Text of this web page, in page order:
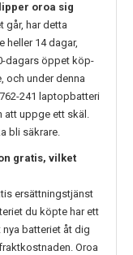
oroa sig
går, har detta
heller 14 dagar,
dagars öppet köp-
och under denna
241 laptopbatteri
att uppge ett skäl.
bli säkrare.
gratis, vilket
ersättningstjänst
du köpte har ett
batteriet åt dig
Oroa